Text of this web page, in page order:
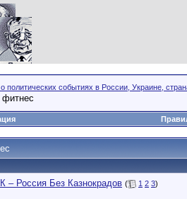
политических событиях в России, Украине,
фитнес
– Россия Без Казнокрадов ( 1 2 3)